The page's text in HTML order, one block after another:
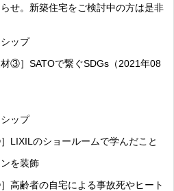
せ。新築住宅をご検討中の方は是非
ップ
③］SATOで繋ぐSDGs（2021年08
ップ
LIXILのショールームで学んだこと
を装飾
高齢者の自宅による事故死やヒート